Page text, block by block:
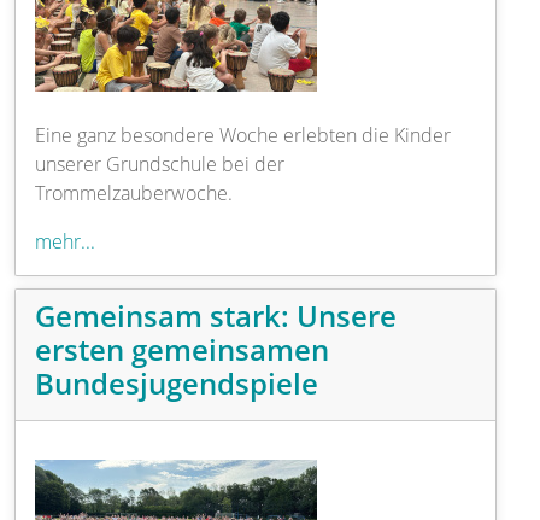
Eine ganz besondere Woche erlebten die Kinder
unserer Grundschule bei der
Trommelzauberwoche.
mehr...
Gemeinsam stark: Unsere
ersten gemeinsamen
Bundesjugendspiele